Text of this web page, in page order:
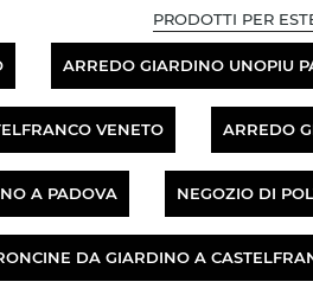
PRODOTTI PER
ARREDO GIARDINO UNOPIU
VENETO ARREDO
A PADOVA NEGOZIO DI
DA GIARDINO A